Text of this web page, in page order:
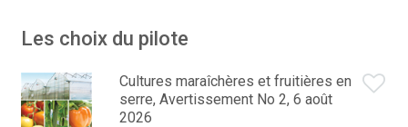
Les choix du pilote
Cultures maraîchères et fruitières en
serre, Avertissement No 2, 6 août
2026